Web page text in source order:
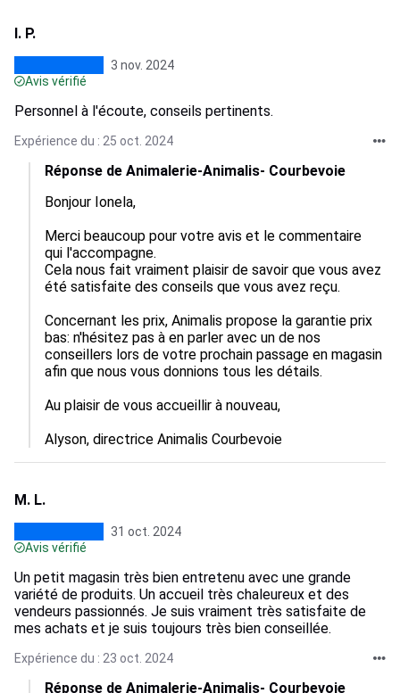
I. P.
3 nov. 2024
Avis vérifié
Personnel à l'écoute, conseils pertinents.
Expérience du : 25 oct. 2024
Réponse de Animalerie-Animalis- Courbevoie
Bonjour Ionela,
Merci beaucoup pour votre avis et le commentaire
qui l'accompagne.
Cela nous fait vraiment plaisir de savoir que vous avez
été satisfaite des conseils que vous avez reçu.
Concernant les prix, Animalis propose la garantie prix
bas: n'hésitez pas à en parler avec un de nos
conseillers lors de votre prochain passage en magasin
afin que nous vous donnions tous les détails.
Au plaisir de vous accueillir à nouveau,
Alyson, directrice Animalis Courbevoie
M. L.
31 oct. 2024
Avis vérifié
Un petit magasin très bien entretenu avec une grande
variété de produits. Un accueil très chaleureux et des
vendeurs passionnés. Je suis vraiment très satisfaite de
mes achats et je suis toujours très bien conseillée.
Expérience du : 23 oct. 2024
Réponse de Animalerie-Animalis- Courbevoie